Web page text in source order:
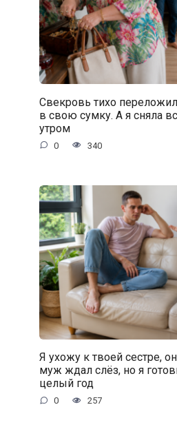
Свекровь тихо
в свою сумку. А я сняла
утром
0 340
Я ухожу к твоей сестре,
муж ждал слёз, но я
целый год
0 257